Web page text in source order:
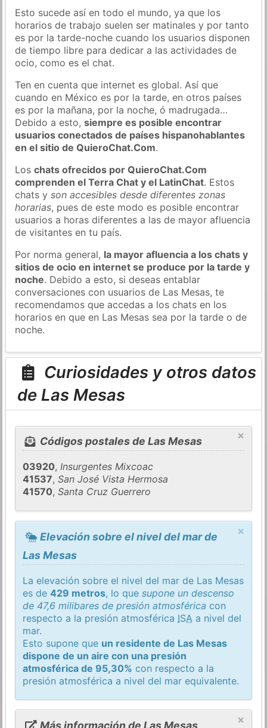
Esto sucede así en todo el mundo, ya que los
horarios de trabajo suelen ser matinales y por tanto
es por la tarde-noche cuando los usuarios disponen
de tiempo libre para dedicar a las actividades de
ocio, como es el chat.
Ten en cuenta que internet es global. Así que
cuando en México es por la tarde, en otros países
es por la mañana, por la noche, ó madrugada…
Debido a esto,siempre es posible encontrar
usuarios conectados de países hispanohablantes
en el sitio de QuieroChat.Com.
Loschats ofrecidos por QuieroChat.Com
comprenden el Terra Chat y el LatinChat. Estos
chats yson accesibles desde diferentes zonas
horarias, pues de este modo es posible encontrar
usuarios a horas diferentes a las de mayor afluencia
de visitantes en tu país.
Por norma general, la mayor afluencia a los chats y
sitios de ocio en internet se produce por la tarde y
noche. Debido a esto, si deseas entablar
conversaciones con usuarios de Las Mesas, te
recomendamos que accedas a los chats en los
horarios en que en Las Mesas sea por la tarde o de
noche.
Curiosidades y otros datos
de Las Mesas
×
Códigos postales de Las Mesas
03920,Insurgentes Mixcoac
41537,San José Vista Hermosa
41570,Santa Cruz Guerrero
×
Elevación sobre el nivel del mar de
Las Mesas
La elevación sobre el nivel del mar de Las Mesas
es de429 metros, lo quesupone un descenso
de 47,6 milibares de presión atmosférica con
respecto a la presión atmosférica ISA a nivel del
mar.
Esto supone que un residente de Las Mesas
dispone de un aire con una presión
atmosférica de 95,30% con respecto a la
presión atmosférica a nivel del mar equivalente.
×
Más información de Las Mesas